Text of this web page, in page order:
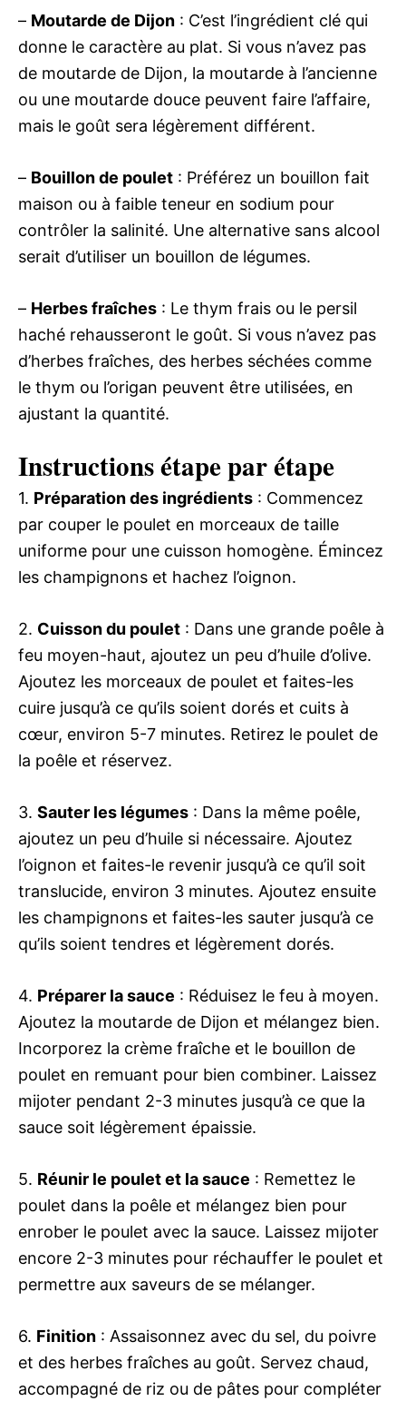
– Moutarde de Dijon : C’est l’ingrédient clé qui
donne le caractère au plat. Si vous n’avez pas
de moutarde de Dijon, la moutarde à l’ancienne
ou une moutarde douce peuvent faire l’affaire,
mais le goût sera légèrement différent.
– Bouillon de poulet : Préférez un bouillon fait
maison ou à faible teneur en sodium pour
contrôler la salinité. Une alternative sans alcool
serait d’utiliser un bouillon de légumes.
– Herbes fraîches : Le thym frais ou le persil
haché rehausseront le goût. Si vous n’avez pas
d’herbes fraîches, des herbes séchées comme
le thym ou l’origan peuvent être utilisées, en
ajustant la quantité.
Instructions étape par étape
1. Préparation des ingrédients : Commencez
par couper le poulet en morceaux de taille
uniforme pour une cuisson homogène. Émincez
les champignons et hachez l’oignon.
2. Cuisson du poulet : Dans une grande poêle à
feu moyen-haut, ajoutez un peu d’huile d’olive.
Ajoutez les morceaux de poulet et faites-les
cuire jusqu’à ce qu’ils soient dorés et cuits à
cœur, environ 5-7 minutes. Retirez le poulet de
la poêle et réservez.
3. Sauter les légumes : Dans la même poêle,
ajoutez un peu d’huile si nécessaire. Ajoutez
l’oignon et faites-le revenir jusqu’à ce qu’il soit
translucide, environ 3 minutes. Ajoutez ensuite
les champignons et faites-les sauter jusqu’à ce
qu’ils soient tendres et légèrement dorés.
4. Préparer la sauce : Réduisez le feu à moyen.
Ajoutez la moutarde de Dijon et mélangez bien.
Incorporez la crème fraîche et le bouillon de
poulet en remuant pour bien combiner. Laissez
mijoter pendant 2-3 minutes jusqu’à ce que la
sauce soit légèrement épaissie.
5. Réunir le poulet et la sauce : Remettez le
poulet dans la poêle et mélangez bien pour
enrober le poulet avec la sauce. Laissez mijoter
encore 2-3 minutes pour réchauffer le poulet et
permettre aux saveurs de se mélanger.
6. Finition : Assaisonnez avec du sel, du poivre
et des herbes fraîches au goût. Servez chaud,
accompagné de riz ou de pâtes pour compléter